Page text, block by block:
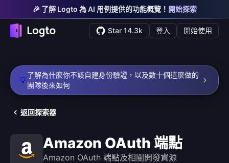
🎉 了解 Logto 為 AI 用例提供的功能概覽！ 開始探索
Star 14.3k 登入 開始使用
💡
了解為什麼你不該自建身份驗證，以及數十個這麼做的
團隊後來如何
返回探索器
Amazon OAuth 端點
Amazon OAuth 端點及相關開發資源